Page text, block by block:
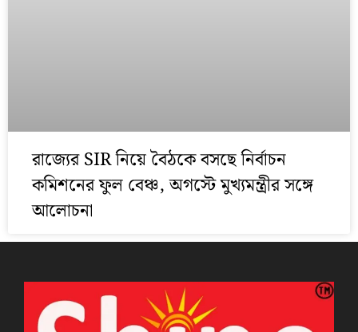
রাজ্যের SIR নিয়ে বৈঠকে বসছে নির্বাচন
কমিশনের ফুল বেঞ্চ, অগস্টে মুখ্যমন্ত্রীর সঙ্গে
আলোচনা